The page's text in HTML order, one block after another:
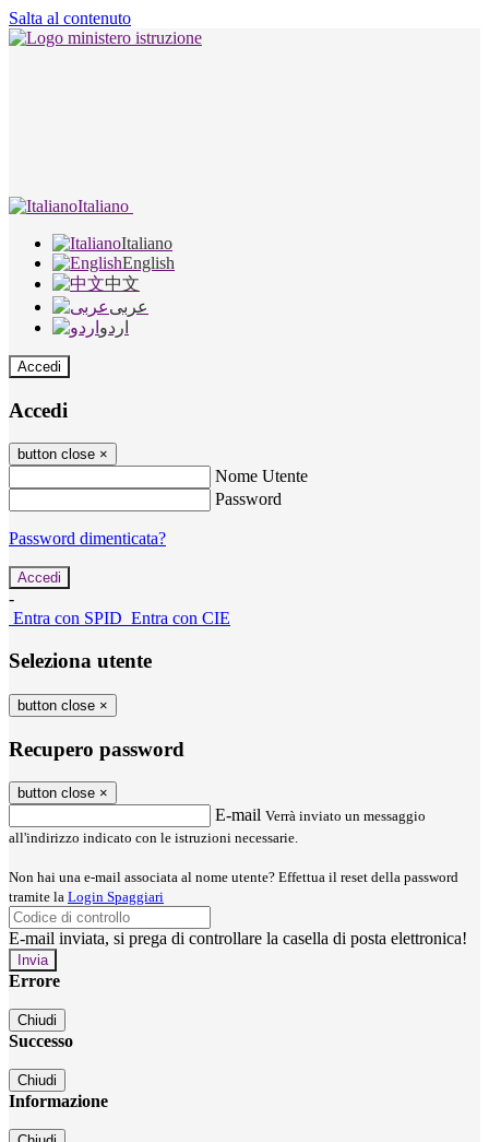
Salta al contenuto
Italiano
Italiano
English
中文
عربى
اردو
Accedi
Accedi
button close ×
Nome Utente
Password
Password dimenticata?
-
Entra con SPID Entra con CIE
Seleziona utente
button close ×
Recupero password
button close ×
E-mail Verrà inviato un messaggio
all'indirizzo indicato con le istruzioni necessarie.
Non hai una e-mail associata al nome utente? Effettua il reset della password
tramite la Login Spaggiari
E-mail inviata, si prega di controllare la casella di posta elettronica!
Errore
Chiudi
Successo
Chiudi
Informazione